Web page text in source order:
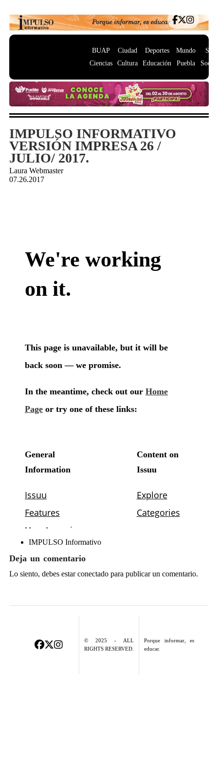
BUAP
Ciencias
Ciudad
Cultura
Deportes
Educación
Mundo
Puebla
IMPULSO INFORMATIVO
VERSIÓN IMPRESA 26 /
JULIO/ 2017.
Laura Webmaster
07.26.2017
IMPULSO Informativo
Deja un comentario
Lo siento, debes estarconectadopara publicar un comentario.
© 2025 - ALL
RIGHTS RESERVED.
Porque informar, es
educar.